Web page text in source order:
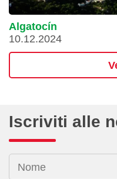
Algatocín
10.12.2024
Iscriviti alle
Nome